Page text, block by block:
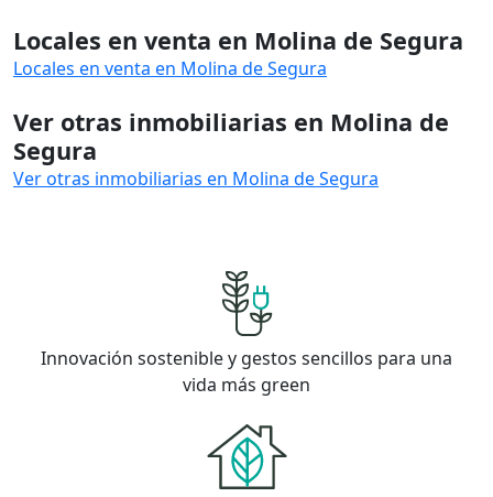
Locales en venta en Molina de Segura
Locales en venta en Molina de Segura
Ver otras inmobiliarias en Molina de
Segura
Ver otras inmobiliarias en Molina de Segura
Innovación sostenible y gestos sencillos para una
vida más green